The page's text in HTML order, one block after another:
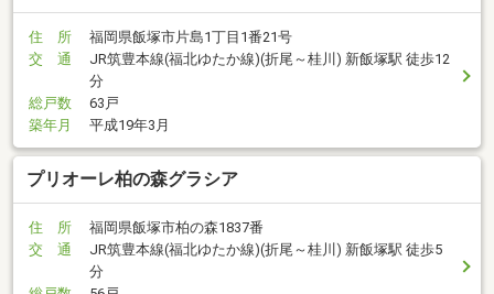
住 所
福岡県飯塚市片島1丁目1番21号
交 通
JR筑豊本線(福北ゆたか線)(折尾～桂川) 新飯塚駅 徒歩12
分
総戸数
63戸
築年月
平成19年3月
プリオーレ柏の森グラシア
住 所
福岡県飯塚市柏の森1837番
交 通
JR筑豊本線(福北ゆたか線)(折尾～桂川) 新飯塚駅 徒歩5
分